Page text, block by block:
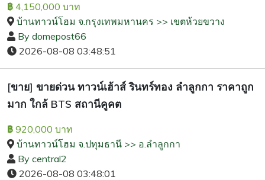
฿ 4,150,000 บาท
บ้านทาวน์โฮม จ.กรุงเทพมหานคร >> เขตห้วยขวาง
By domepost66
2026-08-08 03:48:51
[ขาย] ขายด่วน ทาวน์เฮ้าส์ รินทร์ทอง ลำลูกกา ราคาถูก
มาก ใกล้ BTS สถานีคูคต
฿ 920,000 บาท
บ้านทาวน์โฮม จ.ปทุมธานี >> อ.ลำลูกกา
By central2
2026-08-08 03:48:01